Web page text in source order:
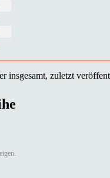
insgesamt, zuletzt